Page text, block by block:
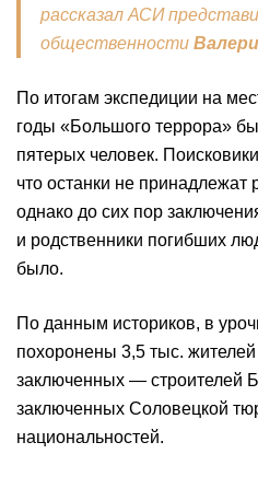
рассказал АСИ
общественности
По итогам экспедиции на
годы «Большого террора»
пятерых человек.
что останки не
однако до сих пор
и родственники погибших
было.
По данным историков, в
похоронены 3,5 тыс.
заключенных — строителей
заключенных Соловецкой
национальностей.